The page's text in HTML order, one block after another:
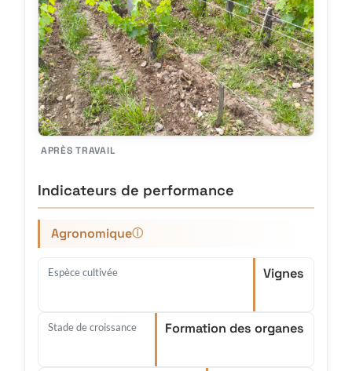
APRÈS TRAVAIL
Indicateurs de performance
Agronomiqueⓘ
Espèce cultivée Vignes
Stade de croissance Formation des organes